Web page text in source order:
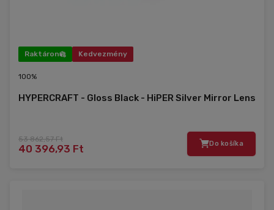
Raktáron Kedvezmény
100%
HYPERCRAFT - Gloss Black - HiPER Silver Mirror Lens
53 862,57 Ft
40 396,93 Ft Do košíka